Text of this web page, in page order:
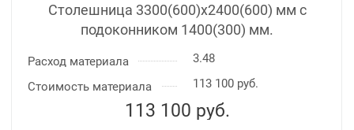
Столешница 3300(600)х2400(600) мм с
подоконником 1400(300) мм.
Расход материала
3.48
Стоимость материала
113 100 руб.
113 100 руб.